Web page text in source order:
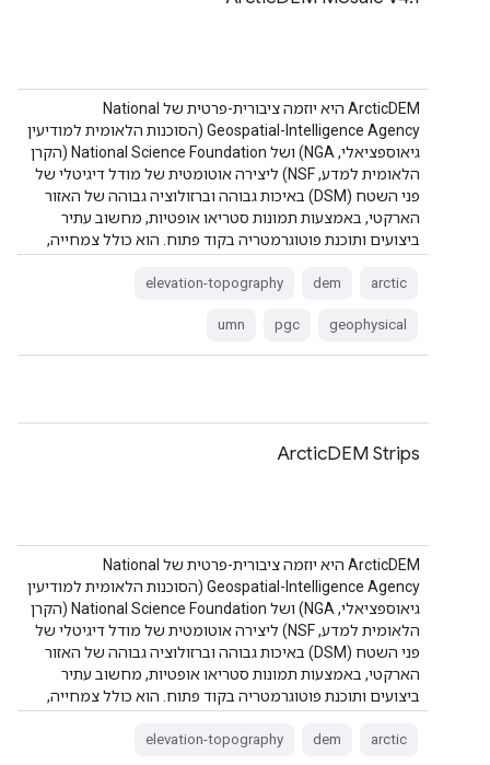
‫ArcticDEM היא יוזמה ציבורית-פרטית של National
Geospatial-Intelligence Agency (הסוכנות הלאומית למודיעין
גיאוספציאלי, NGA) ושל National Science Foundation (הקרן
הלאומית למדע, NSF) ליצירה אוטומטית של מודל דיגיטלי של
פני השטח (DSM) באיכות גבוהה וברזולוציה גבוהה של האזור
הארקטי, באמצעות תמונות סטריאו אופטיות, מחשוב עתיר
ביצועים ותוכנת פוטוגרמטריה בקוד פתוח. הוא כולל צמחייה,
arctic
dem
elevation-topography
geophysical
pgc
umn
ArcticDEM Strips
‫ArcticDEM היא יוזמה ציבורית-פרטית של National
Geospatial-Intelligence Agency (הסוכנות הלאומית למודיעין
גיאוספציאלי, NGA) ושל National Science Foundation (הקרן
הלאומית למדע, NSF) ליצירה אוטומטית של מודל דיגיטלי של
פני השטח (DSM) באיכות גבוהה וברזולוציה גבוהה של האזור
הארקטי, באמצעות תמונות סטריאו אופטיות, מחשוב עתיר
ביצועים ותוכנת פוטוגרמטריה בקוד פתוח. הוא כולל צמחייה,
arctic
dem
elevation-topography